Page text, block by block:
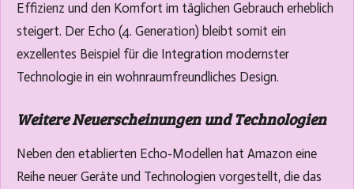
Effizienz und den Komfort im täglichen Gebrauch erheblich
steigert. Der Echo (4. Generation) bleibt somit ein
exzellentes Beispiel für die Integration modernster
Technologie in ein wohnraumfreundliches Design.
Weitere Neuerscheinungen und Technologien
Neben den etablierten Echo-Modellen hat Amazon eine
Reihe neuer Geräte und Technologien vorgestellt, die das